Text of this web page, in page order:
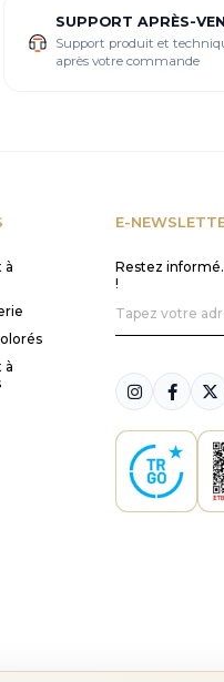
SUPPORT APRÈS-
Support produit et
après votre commande
à
à
E-
Restez
!
réservés. Toute utilisation